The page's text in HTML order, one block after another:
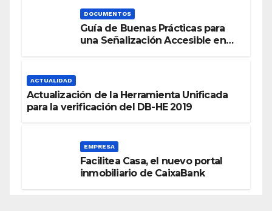
DOCUMENTOS
Guía de Buenas Prácticas para
una Señalización Accesible en
ACTUALIDAD
Actualización de la Herramienta Unificada
para la verificación del DB-HE 2019
EMPRESA
Facilitea Casa, el nuevo portal
inmobiliario de CaixaBank